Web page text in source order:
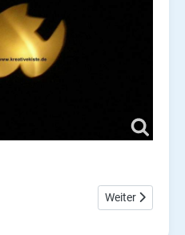
Tic Tac Toe aus Holz und
Nächster
Weiter